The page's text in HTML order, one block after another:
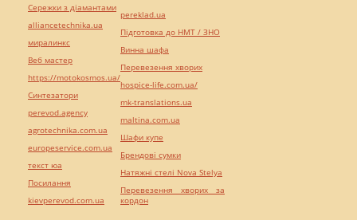
Сережки з діамантами
alliancetechnika.ua
миралинкс
Веб мастер
https://motokosmos.ua/
Синтезатори
perevod.agency
agrotechnika.com.ua
europeservice.com.ua
текст юа
Посилання
kievperevod.com.ua
pereklad.ua
Підготовка до НМТ / ЗНО
Винна шафа
Перевезення хворих
hospice-life.com.ua/
mk-translations.ua
maltina.com.ua
Шафи купе
Брендові сумки
Натяжні стелі Nova Stelya
Перевезення хворих за
кордон